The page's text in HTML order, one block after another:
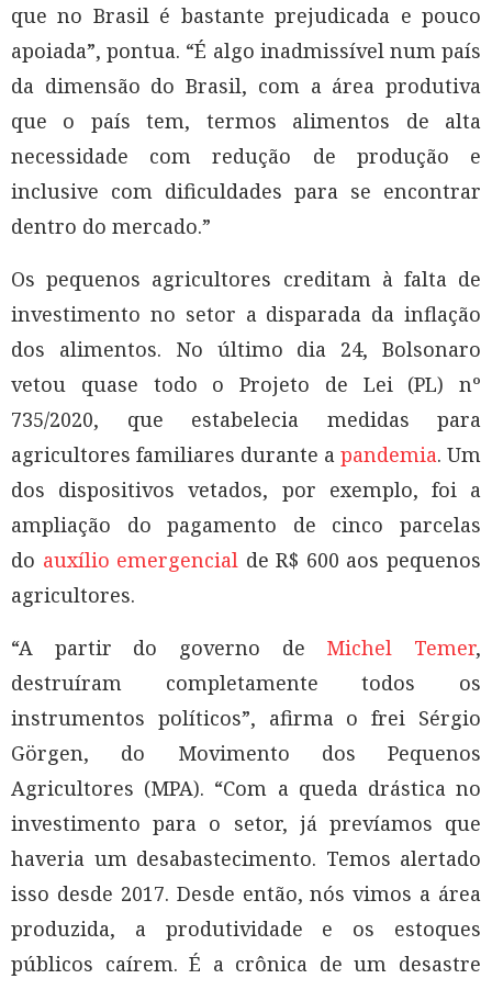
que no Brasil é bastante prejudicada e pouco
apoiada”, pontua. “É algo inadmissível num país
da dimensão do Brasil, com a área produtiva
que o país tem, termos alimentos de alta
necessidade com redução de produção e
inclusive com dificuldades para se encontrar
dentro do mercado.”
Os pequenos agricultores creditam à falta de
investimento no setor a disparada da inflação
dos alimentos. No último dia 24, Bolsonaro
vetou quase todo o Projeto de Lei (PL) nº
735/2020, que estabelecia medidas para
agricultores familiares durante a pandemia. Um
dos dispositivos vetados, por exemplo, foi a
ampliação do pagamento de cinco parcelas
do auxílio emergencial de R$ 600 aos pequenos
agricultores.
“A partir do governo de Michel Temer,
destruíram completamente todos os
instrumentos políticos”, afirma o frei Sérgio
Görgen, do Movimento dos Pequenos
Agricultores (MPA). “Com a queda drástica no
investimento para o setor, já prevíamos que
haveria um desabastecimento. Temos alertado
isso desde 2017. Desde então, nós vimos a área
produzida, a produtividade e os estoques
públicos caírem. É a crônica de um desastre